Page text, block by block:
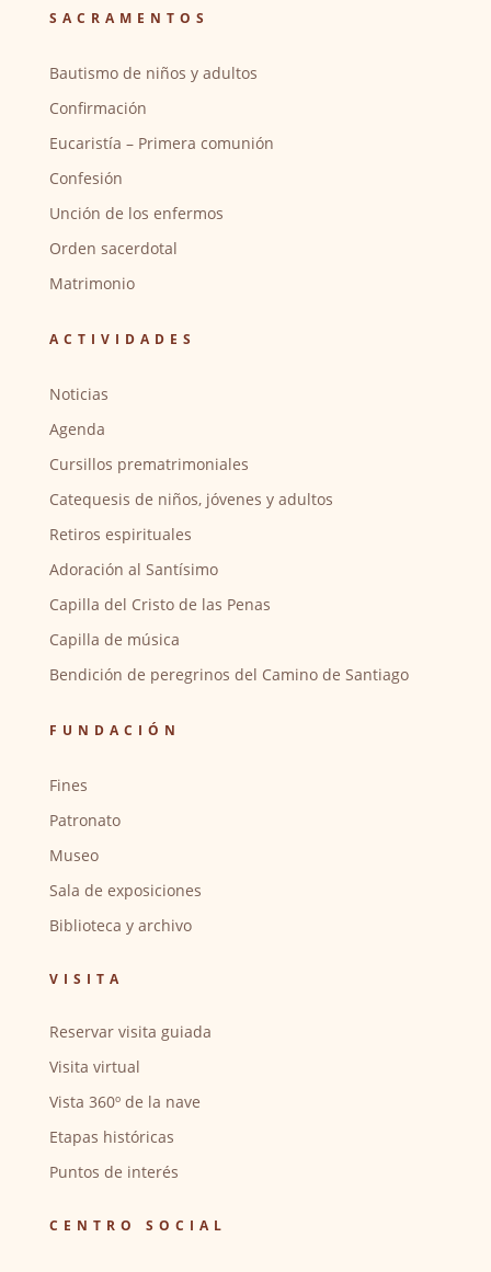
SACRAMENTOS
Bautismo de niños y adultos
Confirmación
Eucaristía – Primera comunión
Confesión
Unción de los enfermos
Orden sacerdotal
Matrimonio
ACTIVIDADES
Noticias
Agenda
Cursillos prematrimoniales
Catequesis de niños, jóvenes y adultos
Retiros espirituales
Adoración al Santísimo
Capilla del Cristo de las Penas
Capilla de música
Bendición de peregrinos del Camino de Santiago
FUNDACIÓN
Fines
Patronato
Museo
Sala de exposiciones
Biblioteca y archivo
VISITA
Reservar visita guiada
Visita virtual
Vista 360º de la nave
Etapas históricas
Puntos de interés
CENTRO SOCIAL